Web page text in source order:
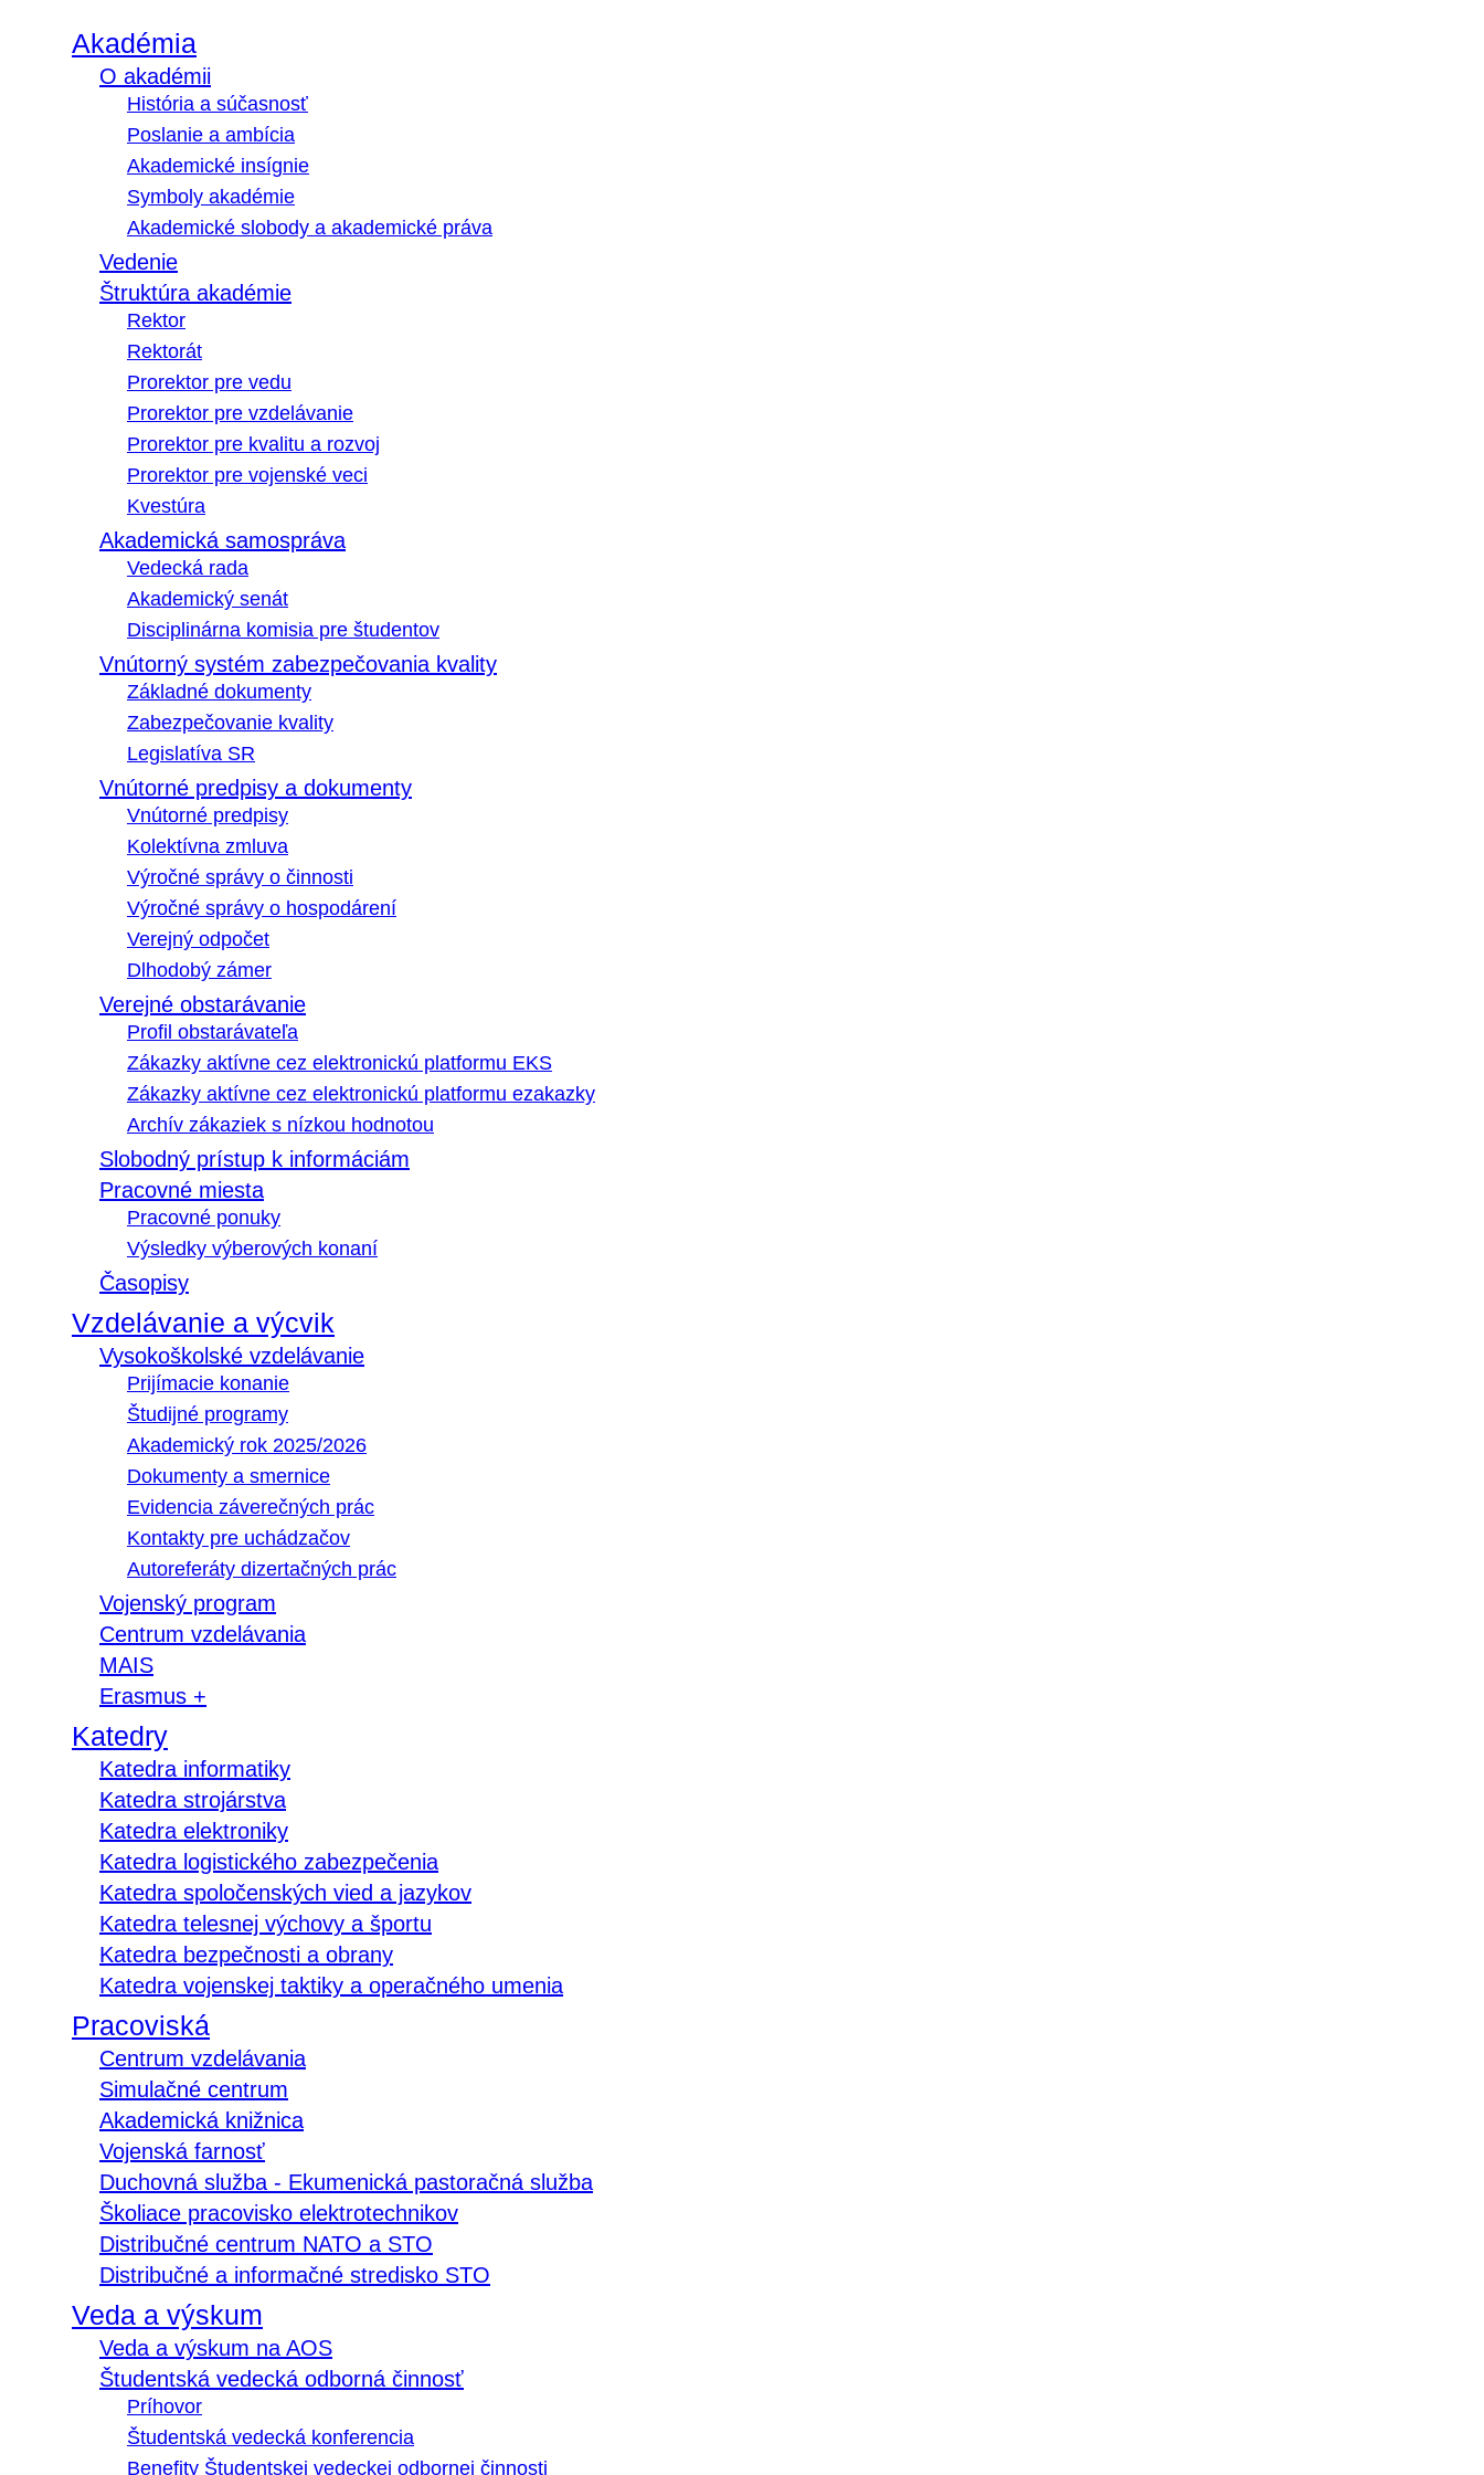
Akadémia
O akadémii
História a súčasnosť
Poslanie a ambícia
Akademické insígnie
Symboly akadémie
Akademické slobody a akademické práva
Vedenie
Štruktúra akadémie
Rektor
Rektorát
Prorektor pre vedu
Prorektor pre vzdelávanie
Prorektor pre kvalitu a rozvoj
Prorektor pre vojenské veci
Kvestúra
Akademická samospráva
Vedecká rada
Akademický senát
Disciplinárna komisia pre študentov
Vnútorný systém zabezpečovania kvality
Základné dokumenty
Zabezpečovanie kvality
Legislatíva SR
Vnútorné predpisy a dokumenty
Vnútorné predpisy
Kolektívna zmluva
Výročné správy o činnosti
Výročné správy o hospodárení
Verejný odpočet
Dlhodobý zámer
Verejné obstarávanie
Profil obstarávateľa
Zákazky aktívne cez elektronickú platformu EKS
Zákazky aktívne cez elektronickú platformu ezakazky
Archív zákaziek s nízkou hodnotou
Slobodný prístup k informáciám
Pracovné miesta
Pracovné ponuky
Výsledky výberových konaní
Časopisy
Vzdelávanie a výcvik
Vysokoškolské vzdelávanie
Prijímacie konanie
Študijné programy
Akademický rok 2025/2026
Dokumenty a smernice
Evidencia záverečných prác
Kontakty pre uchádzačov
Autoreferáty dizertačných prác
Vojenský program
Centrum vzdelávania
MAIS
Erasmus +
Katedry
Katedra informatiky
Katedra strojárstva
Katedra elektroniky
Katedra logistického zabezpečenia
Katedra spoločenských vied a jazykov
Katedra telesnej výchovy a športu
Katedra bezpečnosti a obrany
Katedra vojenskej taktiky a operačného umenia
Pracoviská
Centrum vzdelávania
Simulačné centrum
Akademická knižnica
Vojenská farnosť
Duchovná služba - Ekumenická pastoračná služba
Školiace pracovisko elektrotechnikov
Distribučné centrum NATO a STO
Distribučné a informačné stredisko STO
Veda a výskum
Veda a výskum na AOS
Študentská vedecká odborná činnosť
Príhovor
Študentská vedecká konferencia
Benefity Študentskej vedeckej odbornej činnosti